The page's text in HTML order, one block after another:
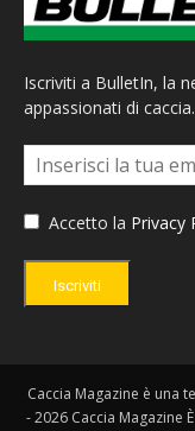
Iscriviti a BulletIn, la
appassionati di caccia.
Accetto la Privacy
Iscriviti
Caccia Magazine è una
- 2026 Caccia Magazine